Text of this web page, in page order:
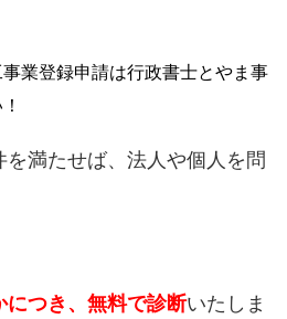
業登録申請は行政書士とやま事
満たせば、法人や個人を問
つき、無料で診断いたしま